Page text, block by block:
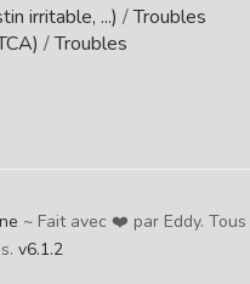
irritable, ...) /Troubles
/Troubles
~ Fait avec ❤️ par Eddy. Tous
v6.1.2